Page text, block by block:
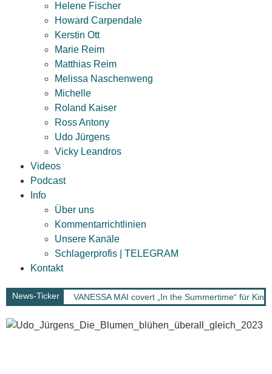
Helene Fischer
Howard Carpendale
Kerstin Ott
Marie Reim
Matthias Reim
Melissa Naschenweng
Michelle
Roland Kaiser
Ross Antony
Udo Jürgens
Vicky Leandros
Videos
Podcast
Info
Über uns
Kommentarrichtlinien
Unsere Kanäle
Schlagerprofis | TELEGRAM
Kontakt
News-Ticker VANESSA MAI covert „In the Summertime“ für